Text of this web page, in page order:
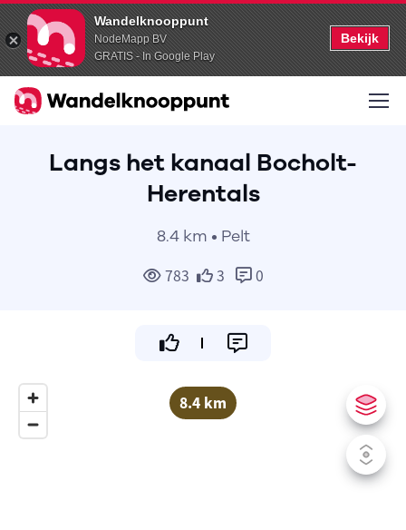
Wandelknooppunt
NodeMapp BV
GRATIS - In Google Play
Bekijk
Langs het kanaal Bocholt-
Herentals
8.4 km • Pelt
783 3 0
8.4 km